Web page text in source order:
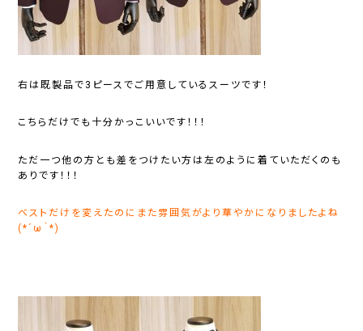
右は既製品で3ピースでご用意しているスーツです！
こちらだけでも十分かっこいいです！！！
ただ一つ他の方とも差をつけたい方は左のように着ていただくのも
ありです！！！
ベストだけを変えたのにまた雰囲気がより華やかになりましたよね
(*´ω｀*)